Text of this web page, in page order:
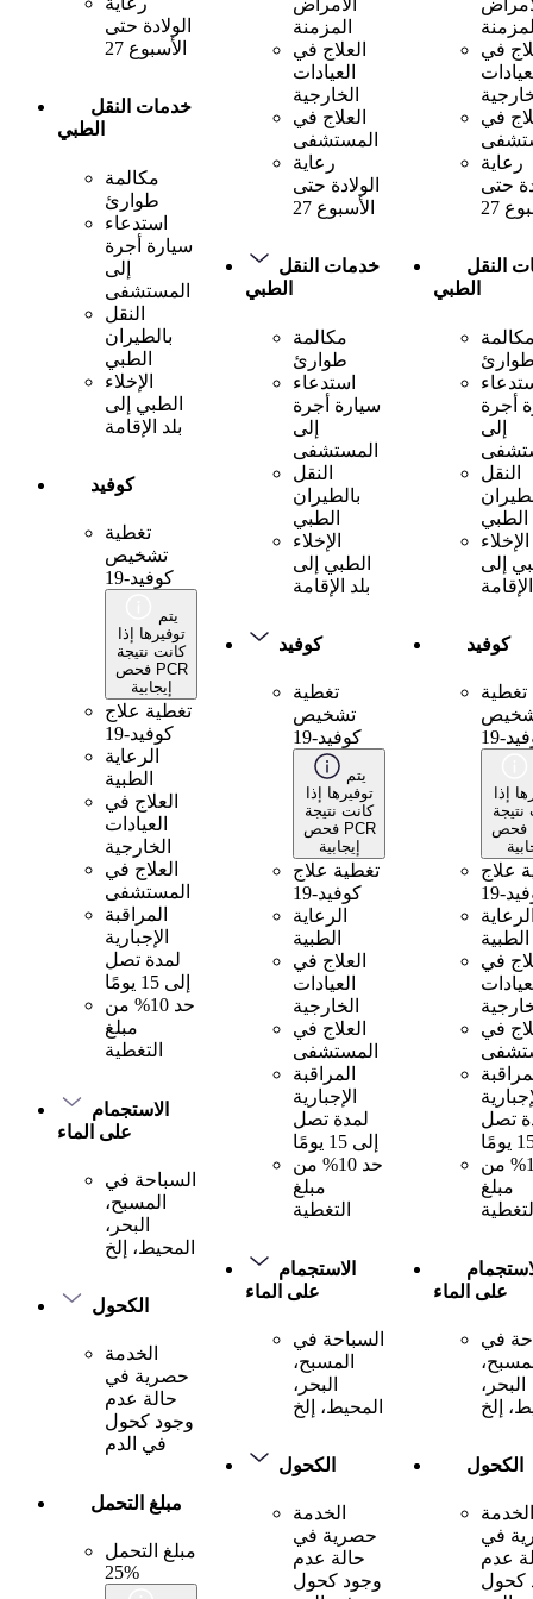
الولادة حتى
الأسبوع 27
خدمات النقل
الطبي
مكالمة
طوارئ
استدعاء
سيارة أجرة
إلى
المستشفى
النقل
بالطيران
الطبي
الإخلاء
الطبي إلى
بلد الإقامة
كوفيد
تغطية
تشخيص
كوفيد-19
يتم
توفيرها إذا
كانت نتيجة
فحص PCR
إيجابية
تغطية علاج
كوفيد-19
الرعاية
الطبية
العلاج في
العيادات
الخارجية
العلاج في
المستشفى
المراقبة
الإجبارية
لمدة تصل
إلى 15 يومًا
حد 10% من
مبلغ
التغطية
الاستجمام
على الماء
السباحة في
المسبح،
البحر،
المحيط، إلخ
الكحول
الخدمة
حصرية في
حالة عدم
وجود كحول
في الدم
مبلغ التحمل
مبلغ التحمل
25%
الأمراض
المزمنة
العلاج في
العيادات
الخارجية
العلاج في
المستشفى
رعاية
الولادة حتى
الأسبوع 27
خدمات النقل
الطبي
مكالمة
طوارئ
استدعاء
سيارة أجرة
إلى
المستشفى
النقل
بالطيران
الطبي
الإخلاء
الطبي إلى
بلد الإقامة
كوفيد
تغطية
تشخيص
كوفيد-19
يتم
توفيرها إذا
كانت نتيجة
فحص PCR
إيجابية
تغطية علاج
كوفيد-19
الرعاية
الطبية
العلاج في
العيادات
الخارجية
العلاج في
المستشفى
المراقبة
الإجبارية
لمدة تصل
إلى 15 يومًا
حد 10% من
مبلغ
التغطية
الاستجمام
على الماء
السباحة في
المسبح،
البحر،
المحيط، إلخ
الكحول
الخدمة
حصرية في
حالة عدم
وجود كحول
في
في
رعاية
حتى
27
النقل
الطبي
أجرة
إلى
النقل
الطبي
الإخلاء
إلى
كوفيد
تغطية
19
إذا
نتيجة
فحص PCR
علاج
19
الطبية
في
في
تصل
حد 10% من
مبلغ
على الماء
في
البحر،
إلخ
الكحول
الخدمة
في
عدم
كحول